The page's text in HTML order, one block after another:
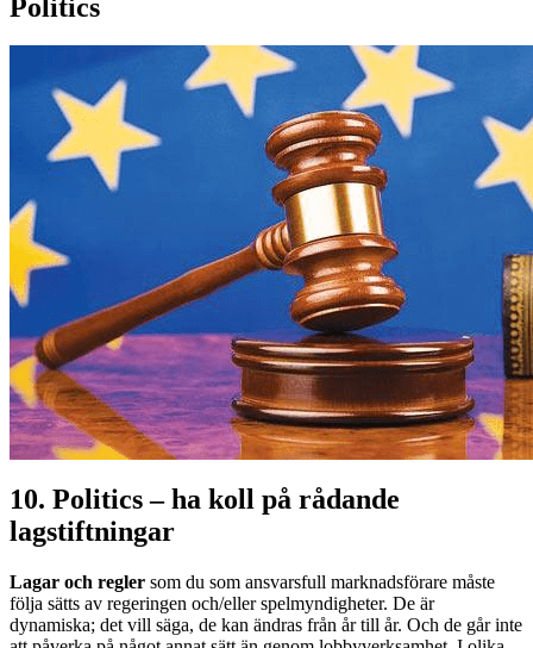
Politics
10. Politics – ha koll på rådande
lagstiftningar
Lagar och regler som du som ansvarsfull marknadsförare måste
följa sätts av regeringen och/eller spelmyndigheter. De är
dynamiska; det vill säga, de kan ändras från år till år. Och de går inte